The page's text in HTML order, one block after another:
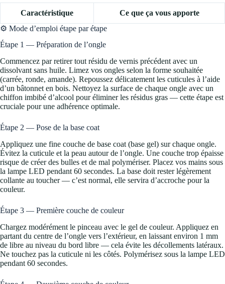
Caractéristique
Ce que ça vous apporte
⚙️ Mode d’emploi étape par étape
Étape 1 — Préparation de l’ongle
Commencez par retirer tout résidu de vernis précédent avec un
dissolvant sans huile. Limez vos ongles selon la forme souhaitée
(carrée, ronde, amande). Repoussez délicatement les cuticules à l’aide
d’un bâtonnet en bois. Nettoyez la surface de chaque ongle avec un
chiffon imbibé d’alcool pour éliminer les résidus gras — cette étape est
cruciale pour une adhérence optimale.
Étape 2 — Pose de la base coat
Appliquez une fine couche de base coat (base gel) sur chaque ongle.
Évitez la cuticule et la peau autour de l’ongle. Une couche trop épaisse
risque de créer des bulles et de mal polymériser. Placez vos mains sous
la lampe LED pendant 60 secondes. La base doit rester légèrement
collante au toucher — c’est normal, elle servira d’accroche pour la
couleur.
Étape 3 — Première couche de couleur
Chargez modérément le pinceau avec le gel de couleur. Appliquez en
partant du centre de l’ongle vers l’extérieur, en laissant environ 1 mm
de libre au niveau du bord libre — cela évite les décollements latéraux.
Ne touchez pas la cuticule ni les côtés. Polymérisez sous la lampe LED
pendant 60 secondes.